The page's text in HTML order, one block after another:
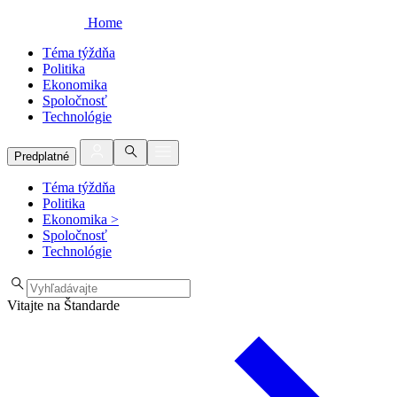
Home
Téma týždňa
Politika
Ekonomika
Spoločnosť
Technológie
Predplatné
Téma týždňa
Politika
Ekonomika >
Spoločnosť
Technológie
Vitajte na Štandarde